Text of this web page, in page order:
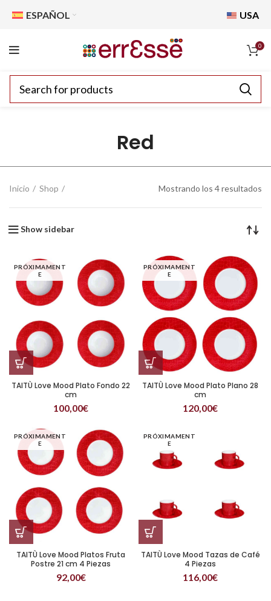
ESPAÑOL USA
0
Red
Inicio Shop Mostrando los 4 resultados
Show sidebar
PRÓXIMAMENT
E
TAITÙ Love Mood Plato Fondo 22
cm
100,00€
PRÓXIMAMENT
E
TAITÙ Love Mood Plato Plano 28
cm
120,00€
PRÓXIMAMENT
E
TAITÙ Love Mood Platos Fruta
Postre 21 cm 4 Piezas
92,00€
PRÓXIMAMENT
E
TAITÙ Love Mood Tazas de Café
4 Piezas
116,00€